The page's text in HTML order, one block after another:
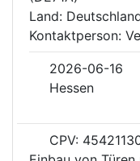
Land:
Kontaktperson:
2026-06-16
Hessen
CPV: